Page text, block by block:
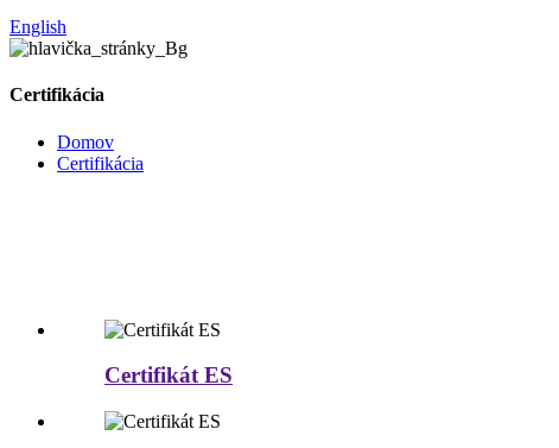
English
Certifikácia
Domov
Certifikácia
Certifikát ES